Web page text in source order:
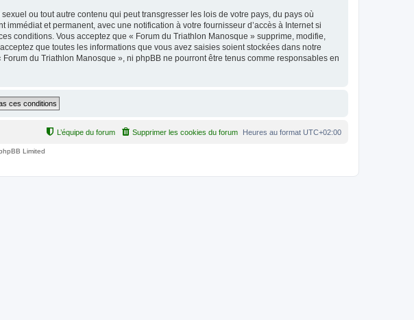
ou tout autre contenu qui peut transgresser les lois de votre pays, du pays où
et permanent, avec une notification à votre fournisseur d’accès à Internet si
conditions. Vous acceptez que « Forum du Triathlon Manosque » supprime, modifie,
que toutes les informations que vous avez saisies soient stockées dans notre
du Triathlon Manosque », ni phpBB ne pourront être tenus comme responsables en
Heures au format UTC+02:00
Supprimer les cookies du forum
L’équipe du forum
Limited